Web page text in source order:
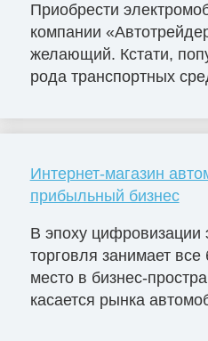
Приобрести
компании
желающий. Кстати,
рода транспортных
Интернет-магазин
прибыльный бизнес
В эпоху цифровизации
торговля занимает
место в бизнес-
касается рынка